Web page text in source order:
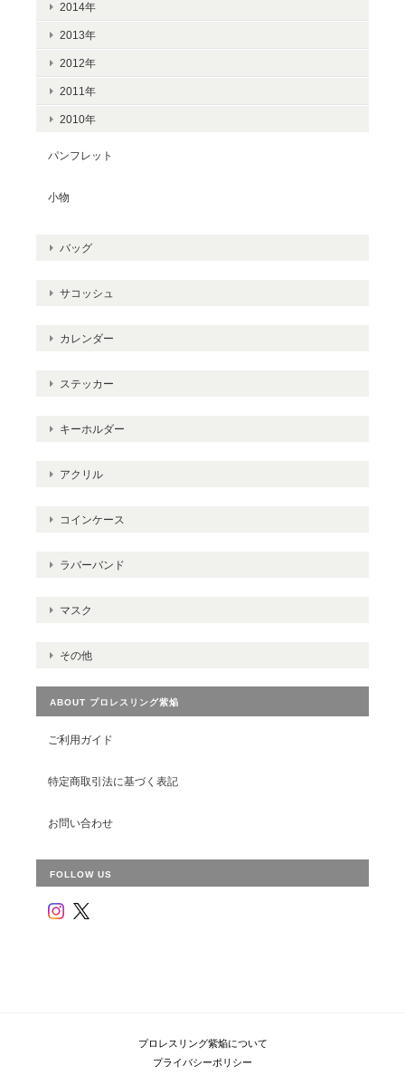
2014年
2013年
2012年
2011年
2010年
パンフレット
小物
バッグ
サコッシュ
カレンダー
ステッカー
キーホルダー
アクリル
コインケース
ラバーバンド
マスク
その他
ABOUT プロレスリング紫焔
ご利用ガイド
特定商取引法に基づく表記
お問い合わせ
FOLLOW US
プロレスリング紫焔について
プライバシーポリシー